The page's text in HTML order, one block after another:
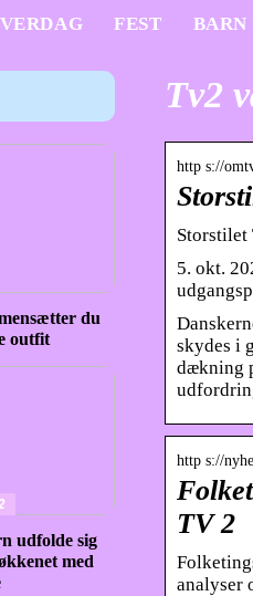
FEST BARN
Tv2
http s://
Storstilet
5. okt.
skydes i
dækning
http s://
TV 2
analyser
du
outfit
udfolde sig
med